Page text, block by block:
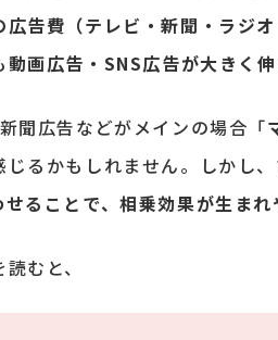
広告費（テレビ・新聞・ラジ
動画広告・SNS広告が大きく
聞広告などがメインの場合「
じるかもしれません。
しかし
ることで、相乗効果が生まれ
むと、